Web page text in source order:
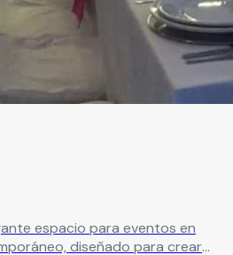
espacio para eventos en
diseñado para crear